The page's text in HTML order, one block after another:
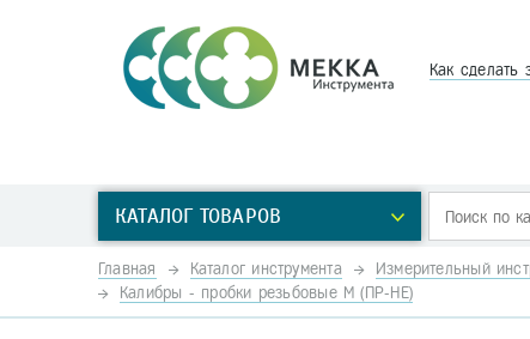
Как сделать
КАТАЛОГ ТОВАРОВ
Главная Каталог инструмента Измерительный
Калибры - пробки резьбовые М (ПР-НЕ)